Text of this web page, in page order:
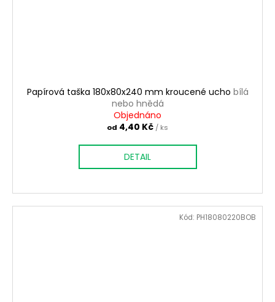
Papírová taška 180x80x240 mm kroucené ucho bílá
nebo hnědá
Objednáno
od 4,40 Kč / ks
DETAIL
Kód: PH18080220BOB